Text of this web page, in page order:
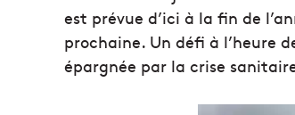
est prévue d’ici à la fin de
prochaine. Un défi à l’heure
épargnée par la crise